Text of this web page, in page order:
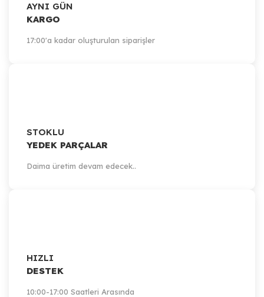
AYNI GÜN
KARGO
17:00'a kadar oluşturulan siparişler
STOKLU
YEDEK PARÇALAR
Daima üretim devam edecek..
HIZLI
DESTEK
10:00-17:00 Saatleri Arasında